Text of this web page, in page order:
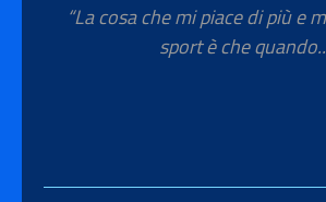
“La cosa che mi piace di più e
sport è che